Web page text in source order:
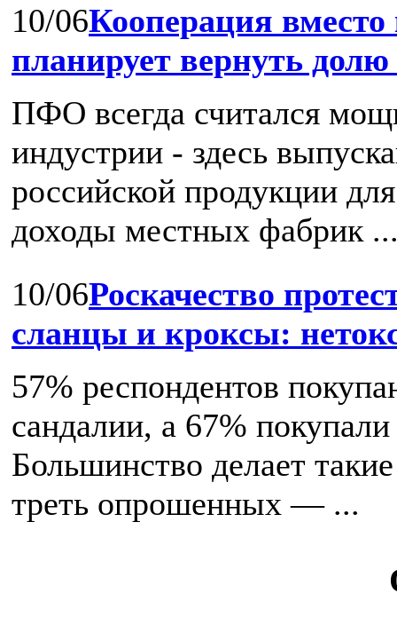
10/06Кооперация
планирует вернуть
ПФО всегда считался
индустрии - здесь
российской продукции
доходы местных фабрик
10/06Роскачество
сланцы и кроксы:
57% респондентов
сандалии, а 67%
Большинство делает
треть опрошенных — ...